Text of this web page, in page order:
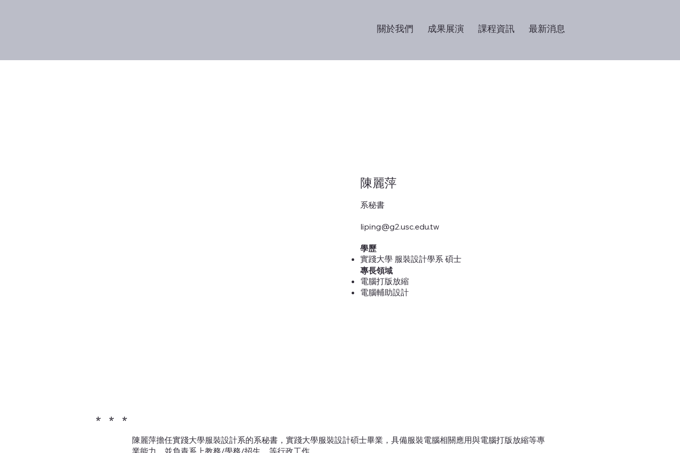
關於我們 成果展演 課程資訊 最新消息
陳麗萍
系秘書
liping@g2.usc.edu.tw
學歷
實踐大學 服裝設計學系 碩士
專長領域
電腦打版放縮
電腦輔助設計
* * *
陳麗萍擔任實踐大學服裝設計系的系秘書，實踐大學服裝設計碩士畢業，具備服裝電腦相關應用與電腦打版放縮等專